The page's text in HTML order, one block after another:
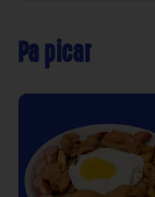
Pa picar